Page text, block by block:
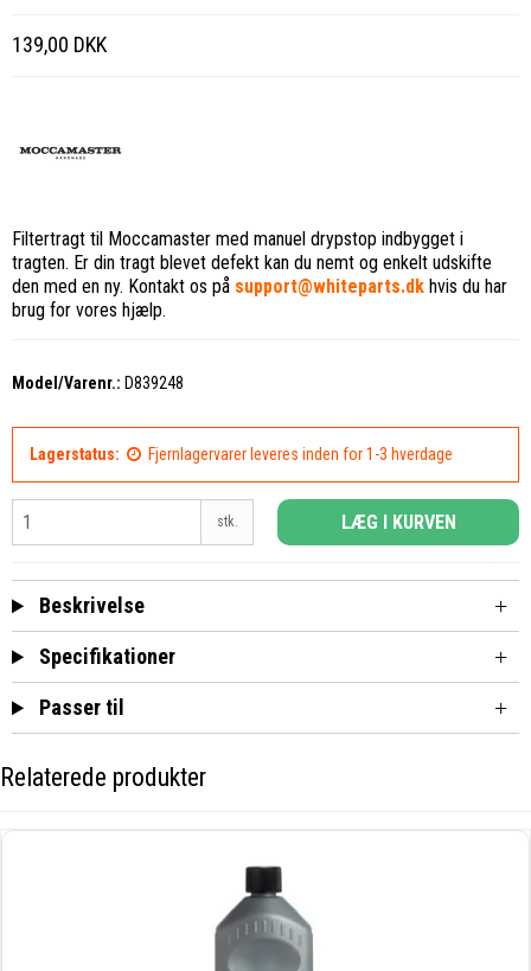
139,00 DKK
Filtertragt til Moccamaster med manuel drypstop indbygget i
tragten. Er din tragt blevet defekt kan du nemt og enkelt udskifte
den med en ny. Kontakt os på support@whiteparts.dk hvis du har
brug for vores hjælp.
Model/Varenr.: D839248
Lagerstatus: Fjernlagervarer leveres inden for 1-3 hverdage
stk. LÆG I KURVEN
Beskrivelse
Specifikationer
Passer til
Relaterede produkter